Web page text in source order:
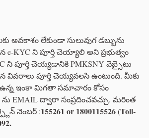
అవకాశం లేకుండా సులువుగ డబ్బును
e-KYC ని పూర్తి చెయ్యాలి అని ప్రభుత్వం
ని పూర్తి చెయ్యడానికి PMKSNY వెబ్సైటు
వివరాలు పూర్తి చెయ్యవలసి ఉంటుంది. మీకు
ఉన్న ఇంకా మిగతా సమాచారం కోసం
ను EMAIL ద్వారా సంప్రదించవచ్చు. మరింత
నెంబర్ :155261 or 1800115526 (Toll-